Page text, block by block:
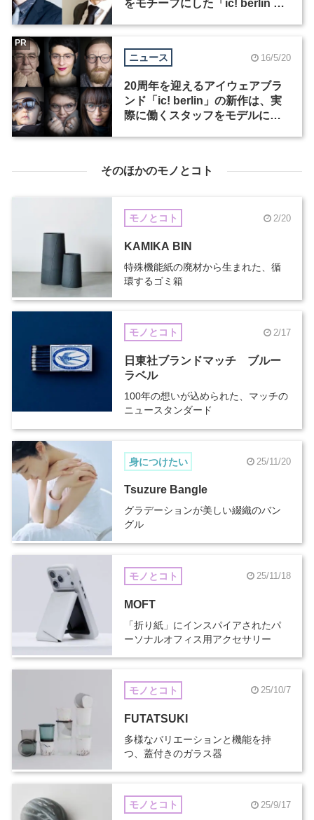
をモチーフにした「ic! berlin x
ニュース 16/5/20
20周年を迎えるアイウェアブラ
ンド「ic! berlin」の新作は、実
際に働くスタッフをモデルにし
PR
そのほかのモノとコト
モノとコト 2/20
KAMIKA BIN
特殊機能紙の廃材から生まれた、循
環するゴミ箱
モノとコト 2/17
日東社ブランドマッチ ブルー
ラベル
100年の想いが込められた、マッチの
ニュースタンダード
身につけたい 25/11/20
Tsuzure Bangle
グラデーションが美しい綴織のバン
グル
モノとコト 25/11/18
MOFT
「折り紙」にインスパイアされたパ
ーソナルオフィス用アクセサリー
モノとコト 25/10/7
FUTATSUKI
多様なバリエーションと機能を持
つ、蓋付きのガラス器
モノとコト 25/9/17